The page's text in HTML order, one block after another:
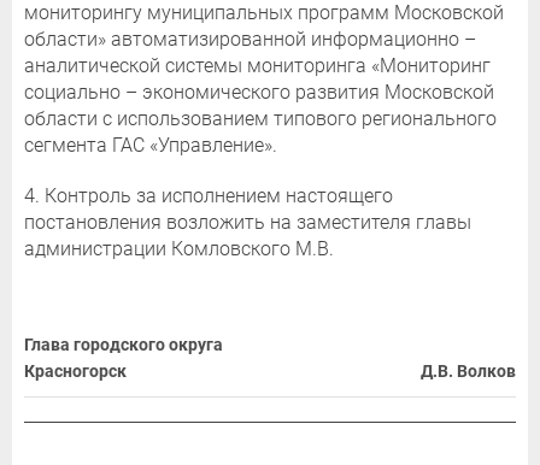
мониторингу муниципальных программ Московской
области» автоматизированной информационно –
аналитической системы мониторинга «Мониторинг
социально – экономического развития Московской
области с использованием типового регионального
сегмента ГАС «Управление».
4. Контроль за исполнением настоящего
постановления возложить на заместителя главы
администрации Комловского М.В.
Глава городского округа
Красногорск
Д.В. Волков